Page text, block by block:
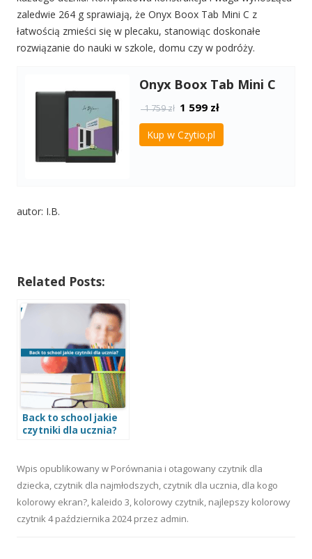
zaledwie 264 g sprawiają, że Onyx Boox Tab Mini C z
łatwością zmieści się w plecaku, stanowiąc doskonałe
rozwiązanie do nauki w szkole, domu czy w podróży.
Onyx Boox Tab Mini C
1 759 zł 1 599zł
Kup w Czytio.pl
autor: I.B.
Related Posts:
Back to school jakie
czytniki dla ucznia?
Wpis opublikowany w Porównania i otagowany czytnik dla
dziecka, czytnik dla najmłodszych, czytnik dla ucznia, dla kogo
kolorowy ekran?, kaleido 3, kolorowy czytnik, najlepszy kolorowy
czytnik4 października 2024przez admin.